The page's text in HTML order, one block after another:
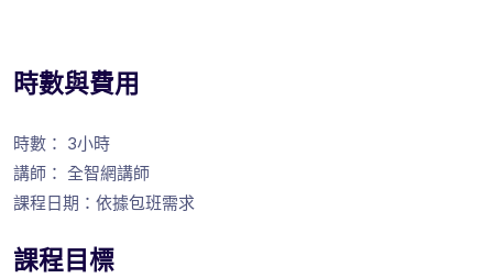
時數與費用
時數： 3小時
講師： 全智網講師
課程日期：依據包班需求
課程目標